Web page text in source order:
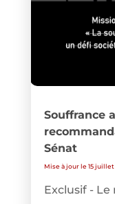
Souffrance
Sénat
Mise à jour le 15 juillet
Exclusif -